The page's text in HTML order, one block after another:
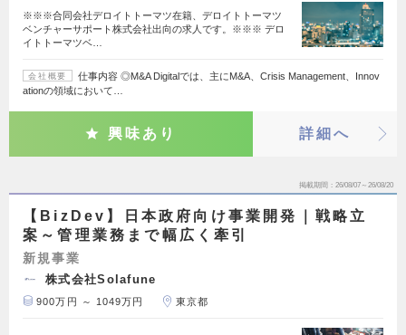
※※※合同会社デロイトトーマツ在籍、デロイトトーマツ
ベンチャーサポート株式会社出向の求人です。※※※ デロ
イトトーマツベ…
会社概要
仕事内容 ◎M&A Digitalでは、主にM&A、Crisis Management、Innov
ationの領域において…
興味あり 詳細へ
掲載期間 26/08/07～26/08/20
【BizDev】日本政府向け事業開発｜戦略立
案～管理業務まで幅広く牽引
新規事業
株式会社Solafune
900万円 ～ 1049万円 東京都